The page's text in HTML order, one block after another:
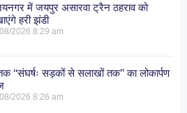
में जयपुर असारवा ट्रैन ठहराव को
हरी झंडी
20268:29 am
‘‘संघर्षः सड़कों से सलाखों तक’’ का लोकार्पण
20268:26 am